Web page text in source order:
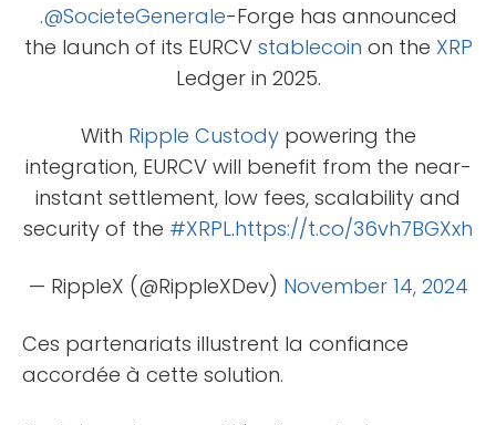
.@SocieteGenerale-Forge has announced
the launch of its EURCV stablecoin on the XRP
Ledger in 2025.
With Ripple Custodypowering the
integration, EURCV will benefit from the near-
instant settlement, low fees, scalability and
security of the #XRPL.https://t.co/36vh7BGXxh
— RippleX (@RippleXDev) November 14, 2024
Ces partenariats illustrent la confiance
accordée à cette solution.